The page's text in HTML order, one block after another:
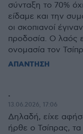
σύνταξη το 70%
είδαμε και την
οι σκοπιανοί
προδοσία. Ο λαός
ονομασία τον
ΑΠΑΝΤΗΣΗ
.
13.06.2026, 17:06
Δηλαδή, είχε
ήρθε ο Τσίπρας, τα